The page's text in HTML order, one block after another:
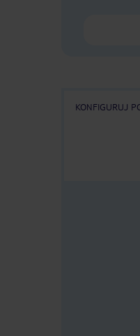
KONFIGURUJ